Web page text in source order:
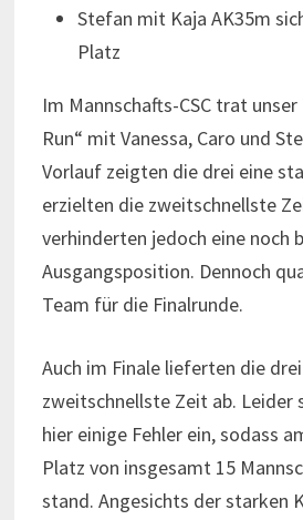
Stefan mit Kaja AK35m
Platz
Im Mannschafts-CSC trat
Run“ mit Vanessa, Caro und
Vorlauf zeigten die drei eine
erzielten die zweitschnellste
verhinderten jedoch eine noch
Ausgangsposition. Dennoch
Team für die Finalrunde.
Auch im Finale lieferten die
zweitschnellste Zeit ab. Leider
hier einige Fehler ein, sodass
Platz von insgesamt 15
stand. Angesichts der starken